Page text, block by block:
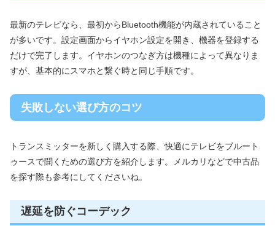
最新のテレビなら、最初からBluetooth機能が内蔵されていること
が多いです。設定画面からイヤホン設定を開き、機器を登録する
だけで完了します。イヤホンのつなぎ方は機種によって異なりま
すが、基本的にスマホと繋ぐ時と同じ手順です。
失敗しない選び方のコツ
トランスミッターを新しく購入する際、快適にテレビをブルート
ゥースで聞くための選び方を紹介します。メルカリなどで中古品
を探す際も参考にしてくださいね。
遅延を防ぐコーデック